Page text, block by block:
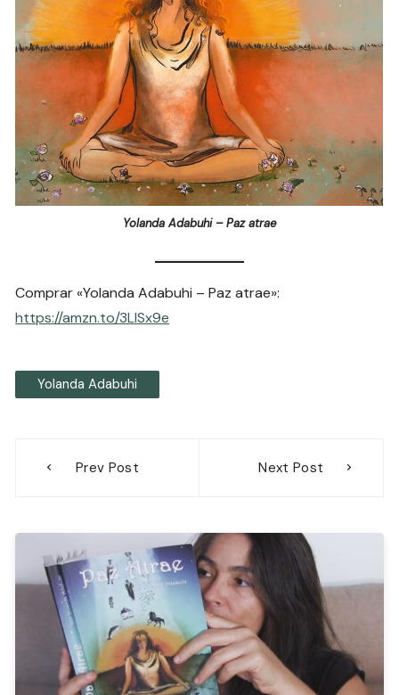
Yolanda Adabuhi – Paz atrae
Comprar «Yolanda Adabuhi – Paz atrae»:
https://amzn.to/3LISx9e
Yolanda Adabuhi
Prev Post Next Post